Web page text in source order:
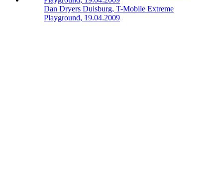
Dan Dryers Duisburg, T-Mobile Extreme
Playground, 19.04.2009